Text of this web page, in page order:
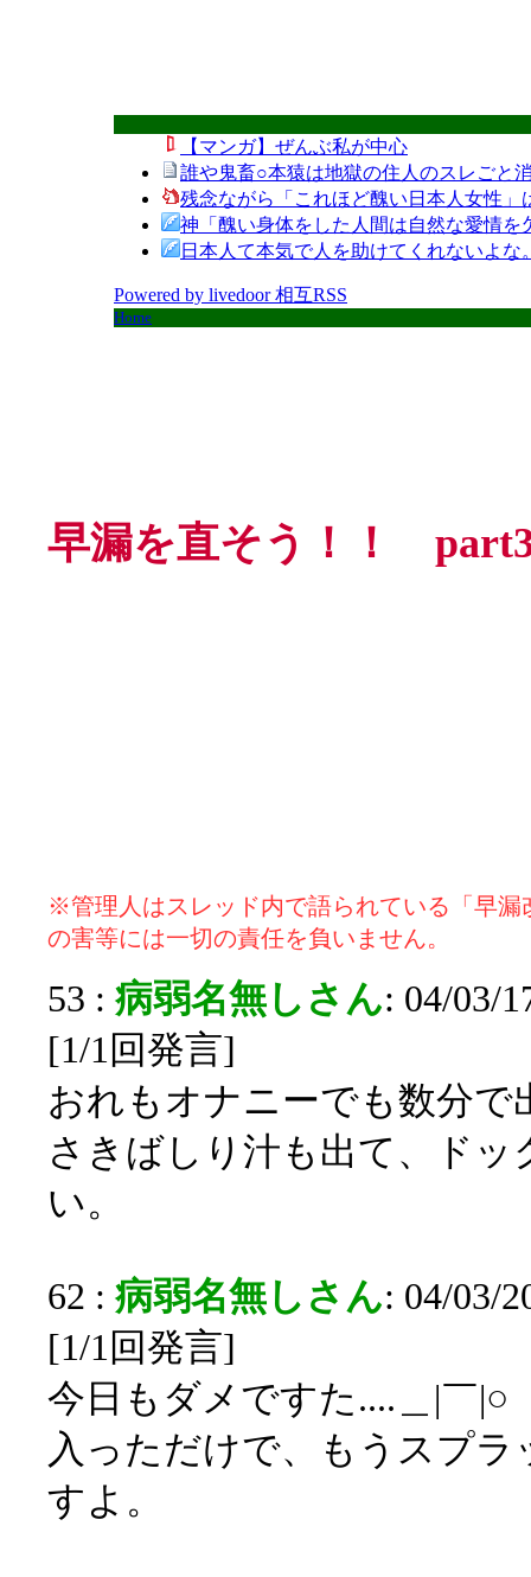
【マンガ】ぜんぶ私が中心
誰や鬼畜○本猿は地獄の住人のスレごと
残念ながら「これほど醜い日本人女性
神「醜い身体をした人間は自然な愛情を
日本人て本気で人を助けてくれないよ
Powered by livedoor 相互RSS
Home
早漏を直そう！！
※管理人はスレッド内で語られている「早
の害等には一切の責任を負いません。
53 : 病弱名無しさん: 04/03/
[1/1回発言]
おれもオナニーでも数分で
さきばしり汁も出て、ド
い。
62 : 病弱名無しさん: 04/03/
[1/1回発言]
今日もダメですた....＿|￣|○
入っただけで、もうスプ
すよ。